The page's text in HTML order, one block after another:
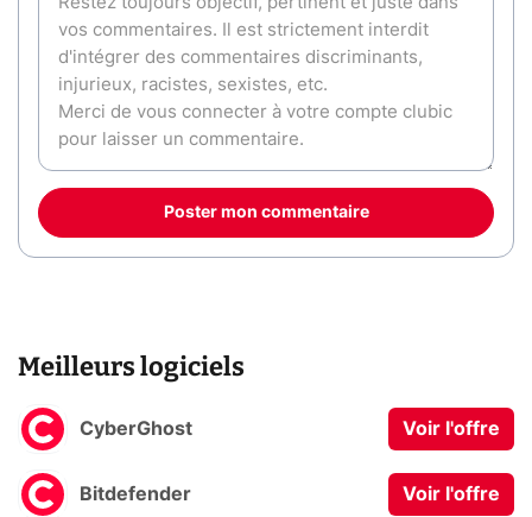
Poster mon commentaire
Meilleurs logiciels
CyberGhost Voir l'offre
Bitdefender Voir l'offre